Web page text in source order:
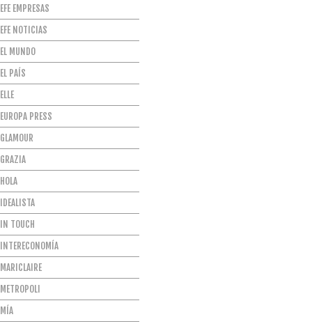
EFE EMPRESAS
EFE NOTICIAS
EL MUNDO
EL PAÍS
ELLE
EUROPA PRESS
GLAMOUR
GRAZIA
HOLA
IDEALISTA
IN TOUCH
INTERECONOMÍA
MARICLAIRE
METROPOLI
MÍA